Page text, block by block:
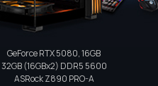
Ігровий комп'ютер
GeForce RTX 5080, 16GB
32GB (16GBx2) DDR5 5600
ASRock Z890 PRO-A